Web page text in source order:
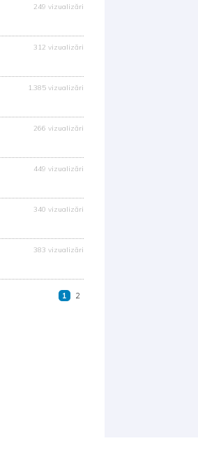
249 vizualizări
312 vizualizări
1.385 vizualizări
266 vizualizări
449 vizualizări
340 vizualizări
383 vizualizări
1 2